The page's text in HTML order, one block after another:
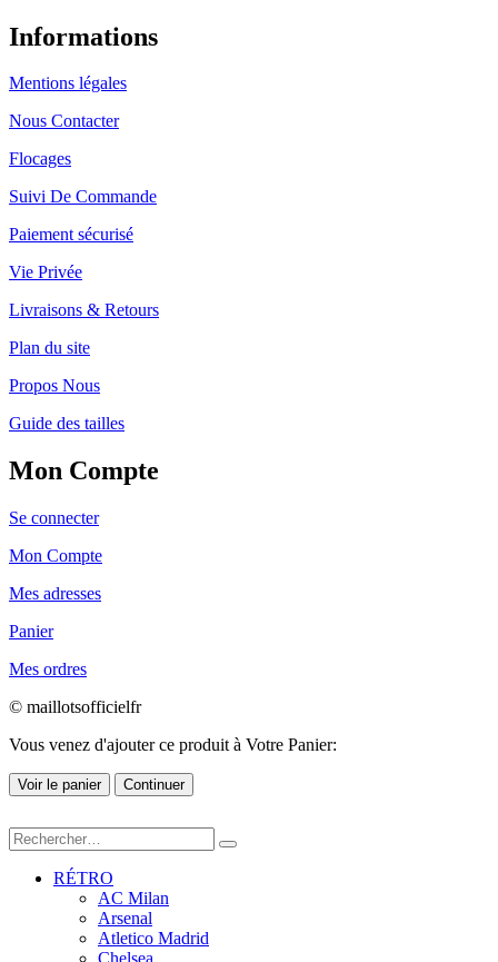
Informations
Mentions légales
Nous Contacter
Flocages
Suivi De Commande
Paiement sécurisé
Vie Privée
Livraisons & Retours
Plan du site
Propos Nous
Guide des tailles
Mon Compte
Se connecter
Mon Compte
Mes adresses
Panier
Mes ordres
© maillotsofficielfr
Vous venez d'ajouter ce produit à Votre Panier:
Voir le panier Continuer
RÉTRO
AC Milan
Arsenal
Atletico Madrid